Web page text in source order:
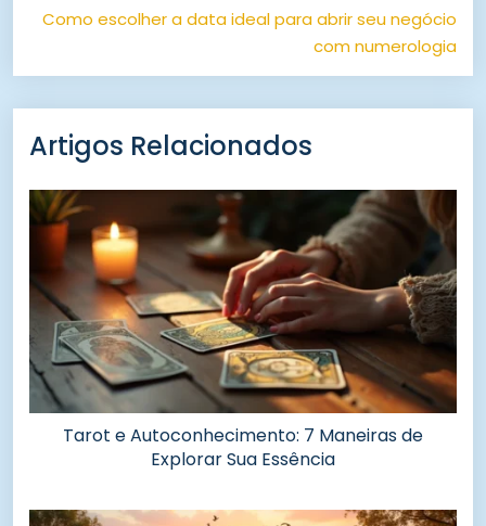
Como escolher a data ideal para abrir seu negócio
com numerologia
Artigos Relacionados
Tarot e Autoconhecimento: 7 Maneiras de
Explorar Sua Essência